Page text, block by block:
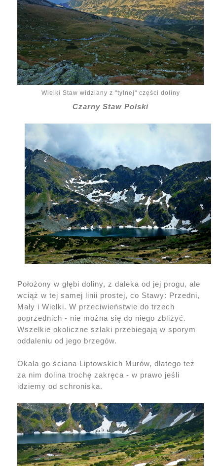
Wielki Staw widziany z "tylnej" części doliny
Czarny Staw Polski
Położony w głębi doliny, z daleka od jej progu, ale
wciąż w tej samej linii prostej, co Stawy: Przedni,
Mały i Wielki. W przeciwieństwie do trzech
poprzednich - nie można się do niego zbliżyć.
Wszelkie okoliczne szlaki przebiegają w sporym
oddaleniu od jego brzegów.
Okala go ściana Liptowskich Murów, dlatego też
za nim dolina trochę zakręca - w prawo jeśli
idziemy od schroniska.